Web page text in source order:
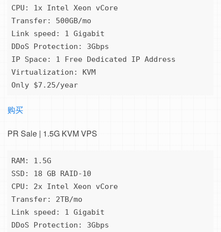
CPU: 1x Intel Xeon vCore
Transfer: 500GB/mo
Link speed: 1 Gigabit
DDoS Protection: 3Gbps
IP Space: 1 Free Dedicated IP Address
Virtualization: KVM
Only $7.25/year
购买
PR Sale | 1.5G KVM VPS
RAM: 1.5G
SSD: 18 GB RAID-10
CPU: 2x Intel Xeon vCore
Transfer: 2TB/mo
Link speed: 1 Gigabit
DDoS Protection: 3Gbps